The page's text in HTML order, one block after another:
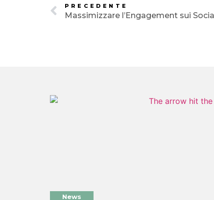
PRECEDENTE
Massimizzare l’Engagement sui
News